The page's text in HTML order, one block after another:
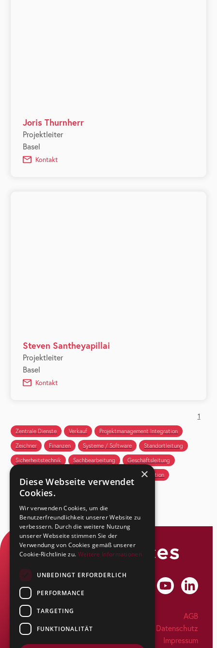
Joris Thurnherr
Projektleiter
Basel
Kontakt
Steven Santheyapillai
Projektleiter
Basel
Kontakt
1
Zentrale Dienste Verkauf
Projektmanagement Integration
Zeichner
Finanzen Systeme / Software
Standortleitung
Sicherheitstechnik
Sachbearbeitung
Geschäftsleitung
Produktion
SecuSuisse AG
Kapfstrasse 44
CH-8608 Bubikon
Tel: +41 55 263 17 77
AGB
Datenschutz
Impressum
×
Diese Webseite verwendet
Cookies.
Wir verwenden Cookies, um die
Benutzerfreundlichkeit unserer Website zu
verbessern. Durch die weitere Nutzung
unserer Webseite stimmen Sie der
Verwendung von Cookies gemäß unserer
Cookie-Richtlinie zu. Weitere Informationen
UNBEDINGT ERFORDERLICH
PERFORMANCE
TARGETING
FUNKTIONALITÄT